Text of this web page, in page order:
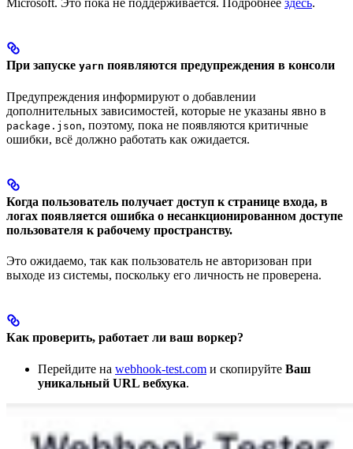
Microsoft. Это пока не поддерживается. Подробнее здесь.
При запуске yarn появляются предупреждения в консоли
Предупреждения информируют о добавлении
дополнительных зависимостей, которые не указаны явно в
package.json, поэтому, пока не появляются критичные
ошибки, всё должно работать как ожидается.
Когда пользователь получает доступ к странице входа, в
логах появляется ошибка о несанкционированном доступе
пользователя к рабочему пространству.
Это ожидаемо, так как пользователь не авторизован при
выходе из системы, поскольку его личность не проверена.
Как проверить, работает ли ваш воркер?
Перейдите на webhook-test.com и скопируйте Ваш
уникальный URL вебхука.